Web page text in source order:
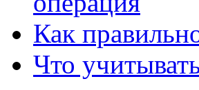
Как
Что